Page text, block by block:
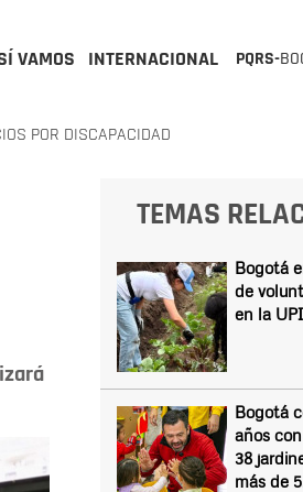
VAMOS INTERNACIONAL PQRS-
POR DISCAPACIDAD
TEMAS
Bogotá
de
en la
Bogotá
años
38
más de